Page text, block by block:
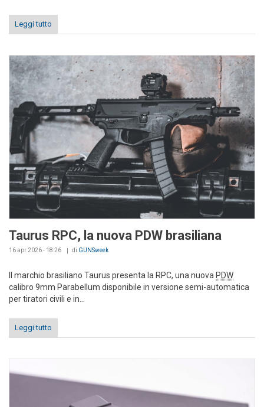
Leggi tutto
Taurus RPC, la nuova PDW brasiliana
16 apr 2026 - 18:26 di GUNSweek
Il marchio brasiliano Taurus presenta la RPC, una nuova PDW
calibro 9mm Parabellum disponibile in versione semi-automatica
per tiratori civili e in...
Leggi tutto